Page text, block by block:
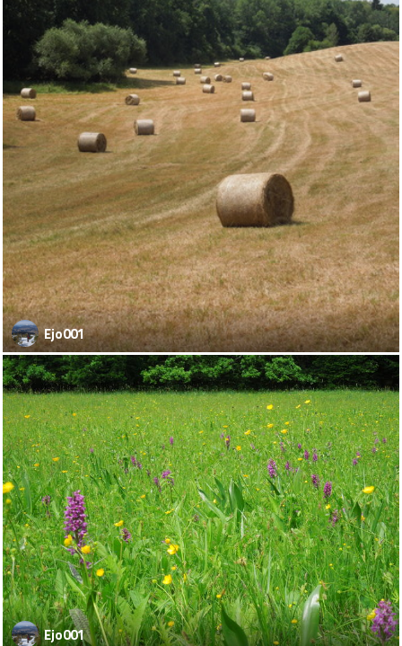
Ejo001
Ejo001